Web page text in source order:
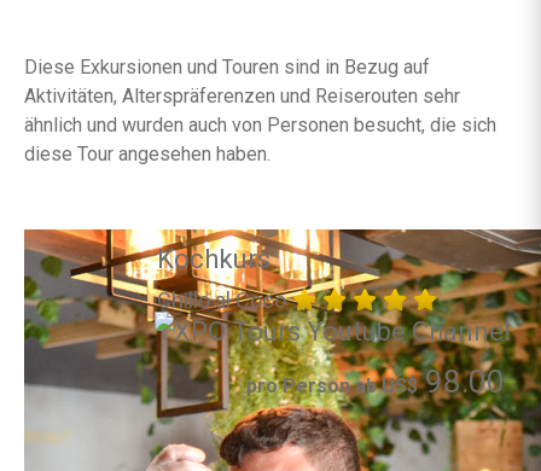
Diese Exkursionen und Touren sind in Bezug auf
Aktivitäten, Alterspräferenzen und Reiserouten sehr
ähnlich und wurden auch von Personen besucht, die sich
diese Tour angesehen haben.
Kochkurs
Chillo al Coco
pro Person ab US$98.00